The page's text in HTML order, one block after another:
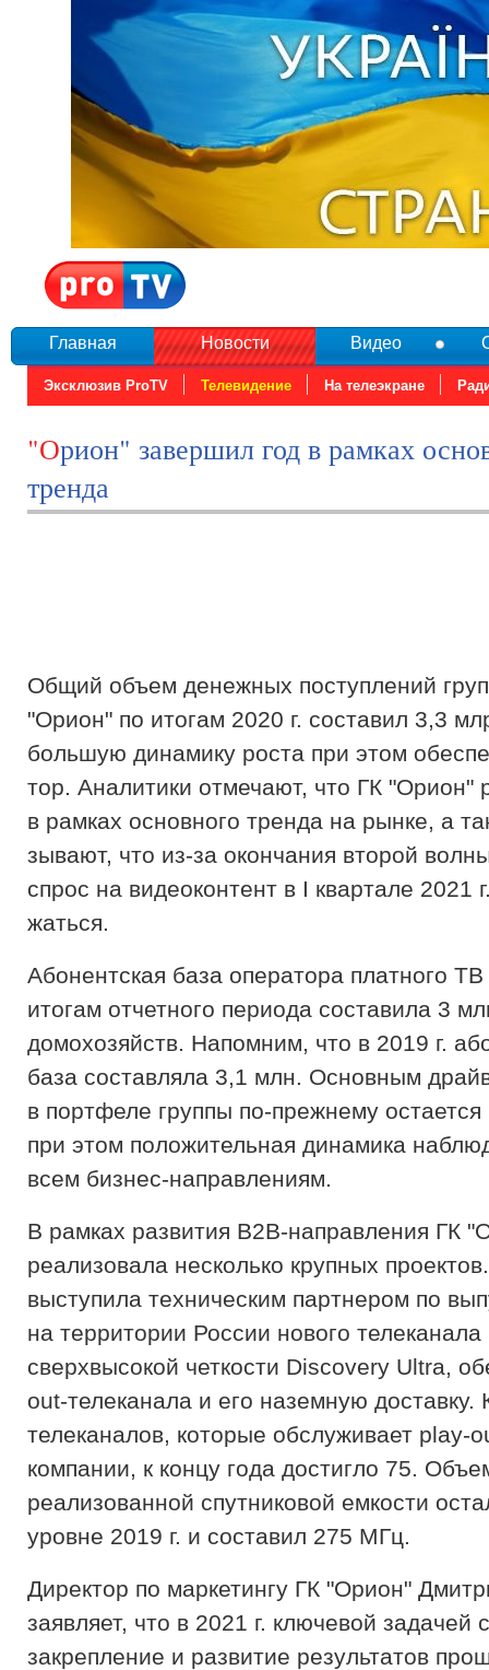
Главная Новости
Эксклюзив ProTV Телевидение На телеэкране
Видео
"Орион" завершил год в рамках основного
тренда
Об­щий объ­ем де­неж­ных пос­тупле­ний
"Орион" по ито­гам 2020 г. сос­та­вил 3,3
боль­шую ди­нами­ку рос­та при этом
тор. Ана­лити­ки от­ме­чают, что ГК "Орион"
в рам­ках ос­новно­го трен­да на рын­ке, а
зывают, что из-за окон­ча­ния вто­рой
спрос на ви­део­кон­тент в I квар­та­ле 2021
жать­ся.
Абонентская база оператора платного
итогам отчетного периода составила 3
домохозяйств. Напомним, что в 2019 г.
база составляла 3,1 млн. Основным
в портфеле группы по-прежнему остается
при этом положительная динамика
всем бизнес-направлениям.
В рамках развития В2В-направления ГК
реализовала несколько крупных
выступила техническим партнером по
на территории России нового
сверхвысокой четкости Discovery Ultra,
out-телеканала и его наземную доставку.
телеканалов, которые обслуживает play-
компании, к концу года достигло 75.
реализованной спутниковой емкости
уровне 2019 г. и составил 275 МГц.
Директор по маркетингу ГК "Орион"
заявляет, что в 2021 г. ключевой задачей
закрепление и развитие результатов